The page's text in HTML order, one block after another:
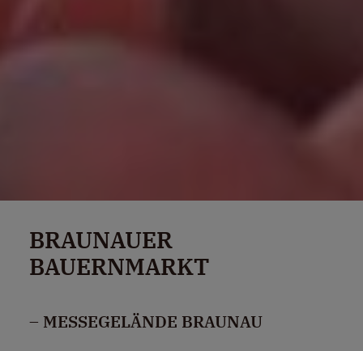
BRAUNAUER
BAUERNMARKT
– MESSEGELÄNDE BRAUNAU